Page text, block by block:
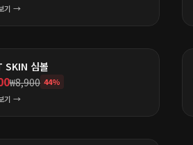
기 →
SKIN 심볼
₩8,900 44%
기 →